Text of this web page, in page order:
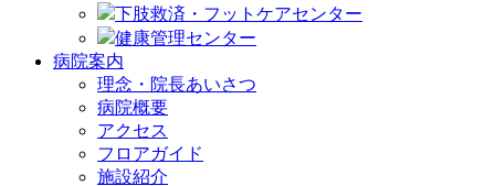
下肢救済・フットケアセンター
健康管理センター
病院案内
理念・院長あいさつ
病院概要
アクセス
フロアガイド
施設紹介